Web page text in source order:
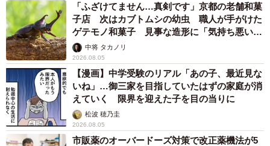
「ふざけてません…真剣です」京都の老舗和菓
子店 次はカブトムシの幼虫 職人が手がけた
ゲテモノ和菓子 見事な造形に「気持ち悪いく
らいリアル」
中将 タカノリ
2026.08.05
【漫画】中学受験のリアル「あの子、最近見な
いね」…御三家を目指していたはずの家庭が消
えていく 限界を迎えた子を目の当りに
松波 穂乃圭
2026.08.05
市販薬のオーバードーズ対策で改正薬機法が5